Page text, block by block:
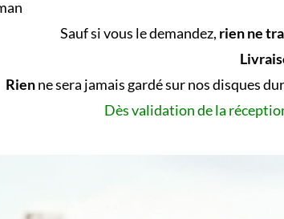
Sauf si vous le demandez, rien ne
Rienne sera jamais gardé sur nos disques
Dès validation de la